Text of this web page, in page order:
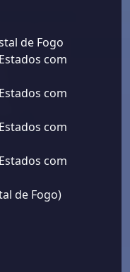
de Fogo
com
com
com
com
de Fogo)